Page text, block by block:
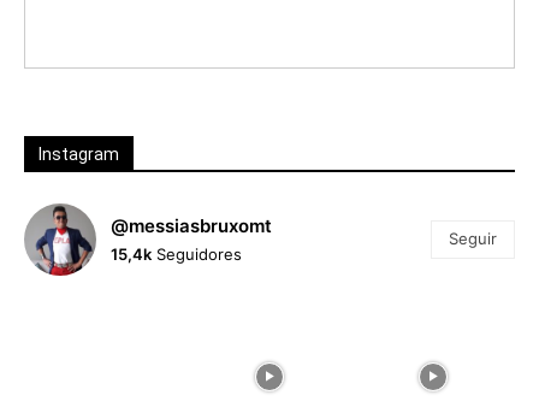
Instagram
@messiasbruxomt
15,4k Seguidores
Seguir